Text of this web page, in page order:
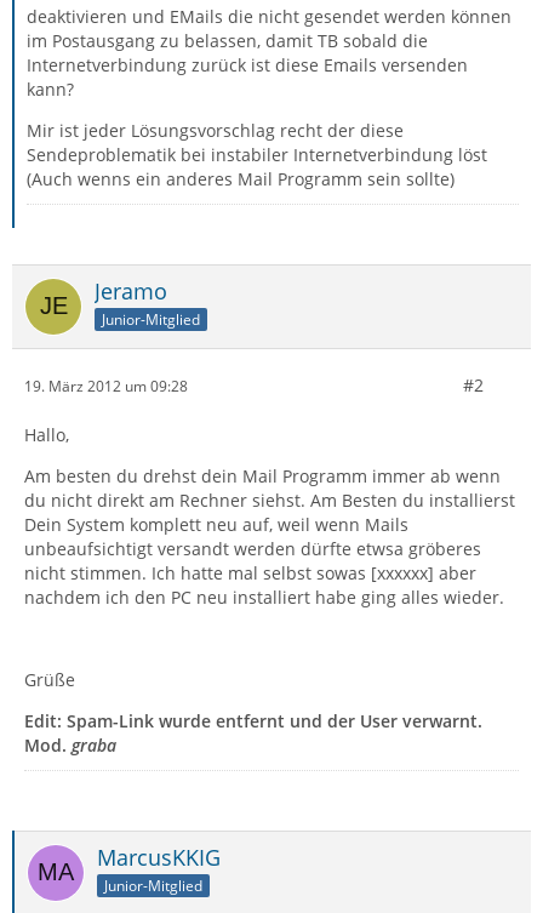
deaktivieren und EMails die nicht gesendet werden können
im Postausgang zu belassen, damit TB sobald die
Internetverbindung zurück ist diese Emails versenden
kann?
Mir ist jeder Lösungsvorschlag recht der diese
Sendeproblematik bei instabiler Internetverbindung löst
(Auch wenns ein anderes Mail Programm sein sollte)
Jeramo
Junior-Mitglied
19. März 2012 um 09:28 #2
Hallo,
Am besten du drehst dein Mail Programm immer ab wenn
du nicht direkt am Rechner siehst. Am Besten du installierst
Dein System komplett neu auf, weil wenn Mails
unbeaufsichtigt versandt werden dürfte etwsa gröberes
nicht stimmen. Ich hatte mal selbst sowas [xxxxxx] aber
nachdem ich den PC neu installiert habe ging alles wieder.
Grüße
Edit: Spam-Link wurde entfernt und der User verwarnt.
Mod. graba
MarcusKKIG
Junior-Mitglied